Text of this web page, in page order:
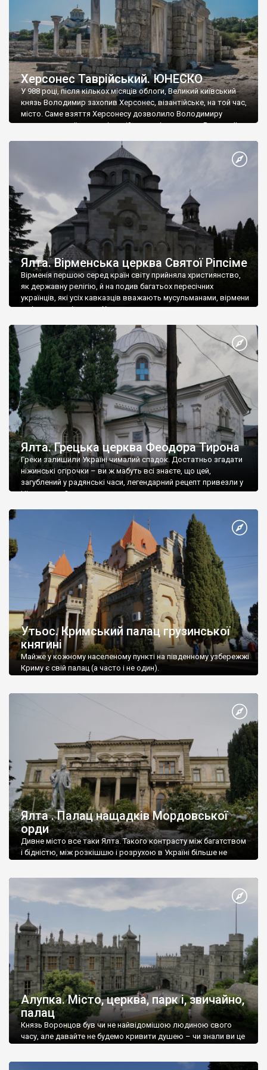
Херсонес Таврійський. ЮНЕСКО
У 988 році, після кількох місяців облоги, Великий київський
князь Володимир захопив Херсонес, візантійське, на той час,
місто. Саме взяття Херсонесу дозволило Володимиру
диктувати свої умови візантійському імператору Василю ІІ, та
Херсонесі Володимир-язичник, став Василем-християнином.
А потім було Хрещення Русі. На честь Херсонесу Таврійського
Ялта. Вірменська церква Святої Ріпсіме
Вірменія першою серед країн світу прийняла християнство,
як державну релігію, й на подив багатьох пересічних
українців, які усіх кавказців вважають мусульманами, вірмени
є відданими вірянами Христа
Ялта. Грецька церква Феодора Тирона
Греки залишили Україні чималий спадок. Достатньо згадати
ніжинські огірочки – ви ж мабуть всі знаєте, що цей,
загублений у радянські часи, легендарний рецепт привезли у
Ніжин греки?
Утьос. Кримський палац грузинської
княгині
Майже у кожному населеному пункті на південному узбережжі
Криму є свій палац (а часто і не один).
Ялта . Палац нащадків Мордовської
орди
Дивне місто все таки Ялта. Такого контрасту між багатством
і бідністю, між розкішшю і розрухою в Україні більше не
Алупка. Місто, церква, парк і, звичайно,
палац
Князь Воронцов був чи не найвідомішою людиною свого
часу, але давайте не будемо кривити душею – чи знали ви це